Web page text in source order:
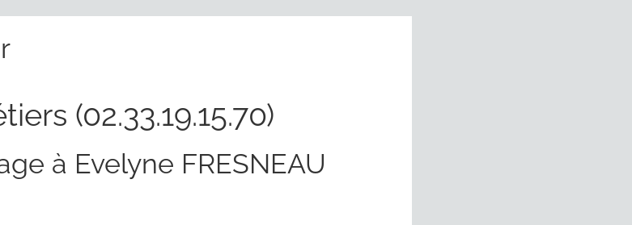
(02.33.19.15.70)
à Evelyne FRESNEAU